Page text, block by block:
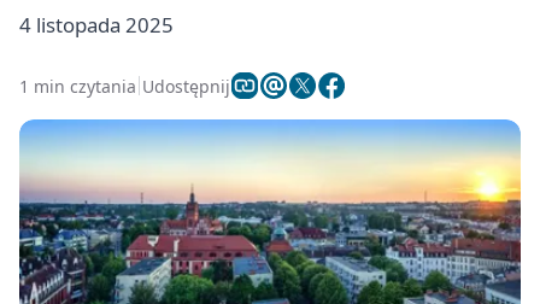
4 listopada 2025
1 min czytania Udostępnij